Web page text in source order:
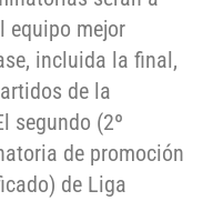
equipo mejor
incluida la final,
de la
segundo (2º
de promoción
de Liga